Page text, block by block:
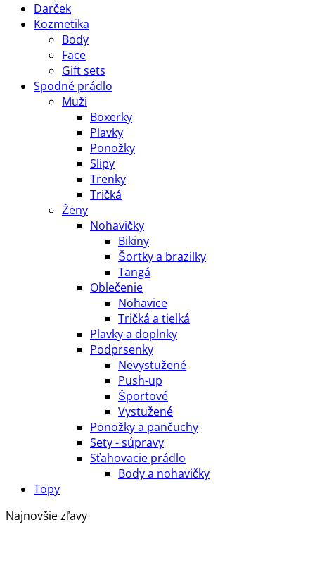
Darček
Kozmetika
Body
Face
Gift sets
Spodné prádlo
Muži
Boxerky
Plavky
Ponožky
Slipy
Trenky
Tričká
Ženy
Nohavičky
Bikiny
Šortky a brazilky
Tangá
Oblečenie
Nohavice
Tričká a tielká
Plavky a doplnky
Podprsenky
Nevystužené
Push-up
Športové
Vystužené
Ponožky a pančuchy
Sety - súpravy
Sťahovacie prádlo
Body a nohavičky
Topy
Najnovšie zľavy